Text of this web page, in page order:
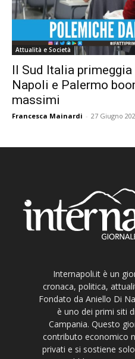
Attualità e Società
Il Sud Italia
Napoli e Palermo
massimi
Francesca Mainardi - 27 Giugno
Internapoli.it è un
cronaca, politica,
Fondato da Aniello Di
è uno dei primi siti
Campania. Questo
contributo economico
privati e si sostiene